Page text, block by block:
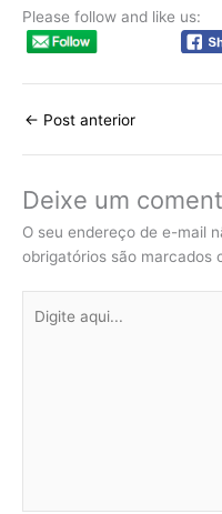
Please follow and like us:
← Post anterior
Deixe um
O seu endereço de e-mail
obrigatórios são marcados
aqui...